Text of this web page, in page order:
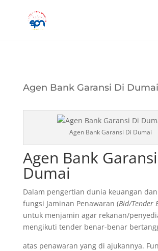
Agen Bank Garansi Di Dumai
Agen Bank Garansi Di Dumai
Agen Bank
Dumai
Dalam pengertian dunia keuangan
fungsi Jaminan Penawaran (Bid/Tender
untuk menjamin agar rekanan/
mengikuti tender benar-benar
atas penawaran yang di ajukannya.